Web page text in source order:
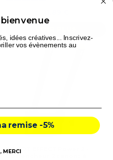
E-SHOT EFFECT Power 2 -
Déclencheur 2 canons à
bienvenue
idées créatives... Inscrivez-
vos évènements au
remise -5%
MERCI